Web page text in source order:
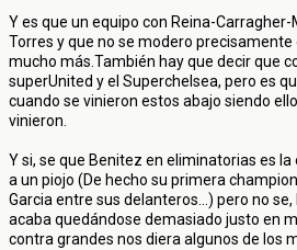
Y es que un equipo con Reina-
Torres y que no se modero
mucho más.También hay que decir que
superUnited y el Superchelsea, pero es
cuando se vinieron estos abajo siendo
vinieron.
Y si, se que Benitez en eliminatorias es
a un piojo (De hecho su primera
Garcia entre sus delanteros...) pero no
acaba quedándose demasiado justo en
contra grandes nos diera algunos de los